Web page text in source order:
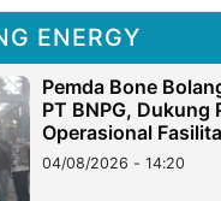
ENERGY
Pemda Bone
PT BNPG, Dukung
Operasional
04/08/2026 - 14:20